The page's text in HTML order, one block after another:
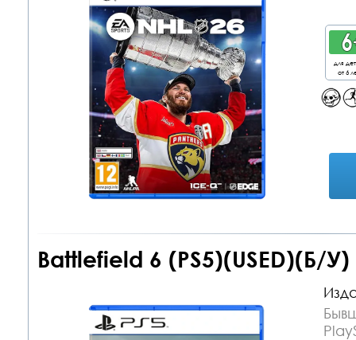
для
от 6
Battlefield 6 (PS5)(USED)(Б/У)